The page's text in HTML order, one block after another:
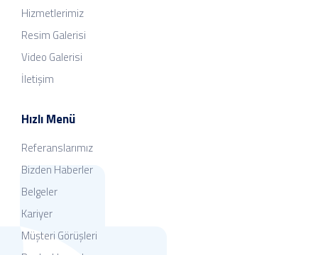
Hizmetlerimiz
Resim Galerisi
Video Galerisi
İletişim
Hızlı Menü
Referanslarımız
Bizden Haberler
Belgeler
Kariyer
Müşteri Görüşleri